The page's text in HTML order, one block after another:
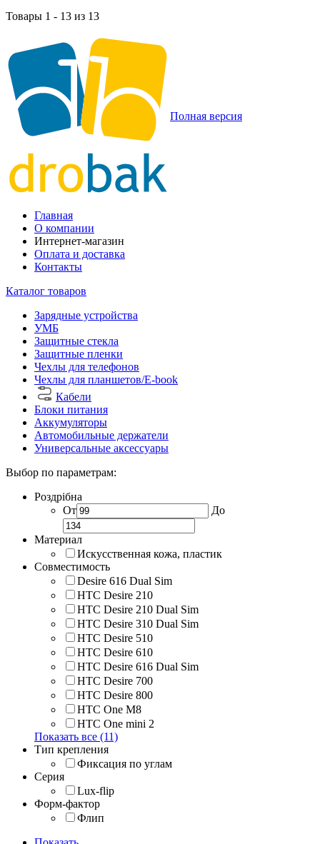
Товары 1 - 13 из 13
Полная версия
Главная
О компании
Интернет-магазин
Оплата и доставка
Контакты
Каталог товаров
Зарядные устройства
УМБ
Защитные стекла
Защитные пленки
Чехлы для телефонов
Чехлы для планшетов/E-book
Кабели
Блоки питания
Аккумуляторы
Автомобильные держатели
Универсальные аксессуары
Выбор по параметрам:
Роздрібна
От
До
Материал
Искусственная кожа, пластик
Совместимость
Desire 616 Dual Sim
HTC Desire 210
HTC Desire 210 Dual Sim
HTC Desire 310 Dual Sim
HTC Desire 510
HTC Desire 610
HTC Desire 616 Dual Sim
HTC Desire 700
HTC Desire 800
HTC One M8
HTC One mini 2
Показать все (11)
Тип крепления
Фиксация по углам
Серия
Lux-flip
Форм-фактор
Флип